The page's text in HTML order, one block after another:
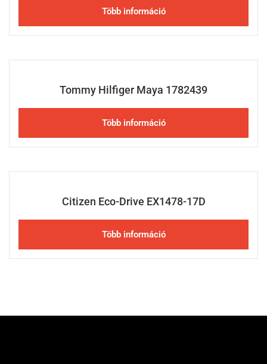
Több információ
Tommy Hilfiger Maya 1782439
Több információ
Citizen Eco-Drive EX1478-17D
Több információ